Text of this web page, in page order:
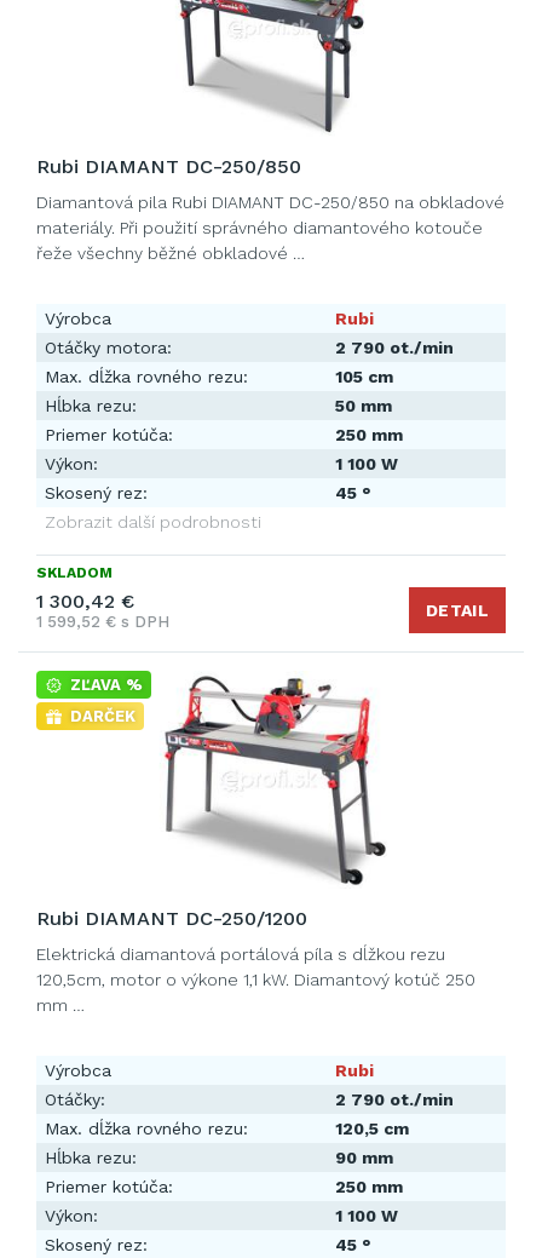
Rubi DIAMANT DC-250/850
Diamantová pila Rubi DIAMANT DC-250/850 na obkladové
materiály. Při použití správného diamantového kotouče
řeže všechny běžné obkladové …
Výrobca
Rubi
Otáčky motora:
2 790 ot./min
Max. dĺžka rovného rezu:
105 cm
Hĺbka rezu:
50 mm
Priemer kotúča:
250 mm
Výkon:
1 100 W
Skosený rez:
45 °
Zobrazit další podrobnosti
SKLADOM
1 300,42 €
1 599,52 € s DPH
DETAIL
ZĽAVA %
DARČEK
Rubi DIAMANT DC-250/1200
Elektrická diamantová portálová píla s dĺžkou rezu
120,5cm, motor o výkone 1,1 kW. Diamantový kotúč 250
mm …
Výrobca
Rubi
Otáčky:
2 790 ot./min
Max. dĺžka rovného rezu:
120,5 cm
Hĺbka rezu:
90 mm
Priemer kotúča:
250 mm
Výkon:
1 100 W
Skosený rez:
45 °